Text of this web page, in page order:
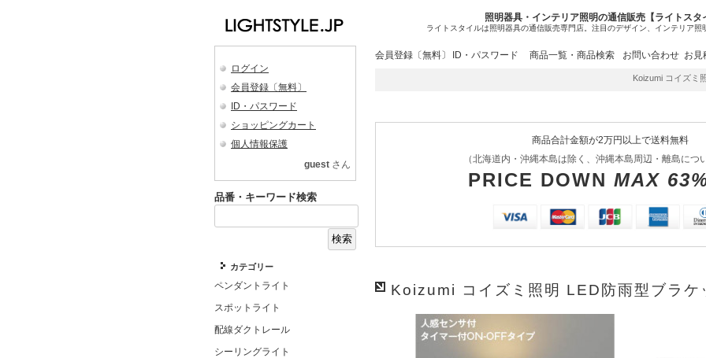
照明器具・インテリア照明の通信販売【ライトスタ
ライトスタイルは照明器具の通信販売専門店。注目のデザイン、インテリア照
ログイン
会員登録〔無料〕
ID・パスワード
ショッピングカート
個人情報保護
guest さん
品番・キーワード検索
カテゴリー
ペンダントライト
スポットライト
配線ダクトレール
シーリングライト
会員登録〔無料〕 ID・パスワード 商品一覧・商品検索 お問い合わせ お見
Koizumi コイズミ照明
商品合計金額が2万円以上で送料無料
（北海道内・沖縄本島は除く、沖縄本島周辺・離島につ
PRICE DOWN MAX
Koizumi コイズミ照明 LED防雨型ブラ